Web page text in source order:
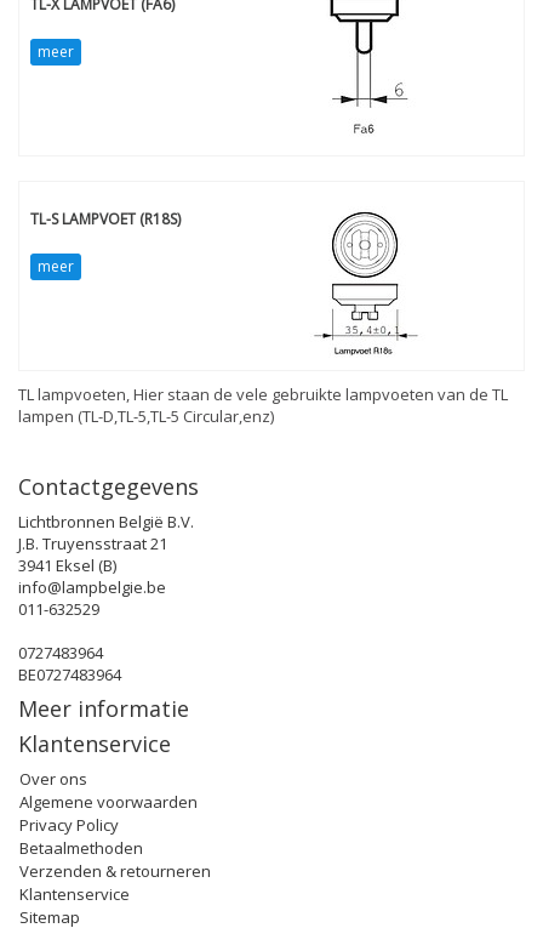
TL-X LAMPVOET (FA6)
meer
TL-S LAMPVOET (R18S)
meer
TL lampvoeten, Hier staan de vele gebruikte lampvoeten van de TL
lampen (TL-D,TL-5,TL-5 Circular,enz)
Contactgegevens
Lichtbronnen België B.V.
J.B. Truyensstraat 21
3941 Eksel (B)
info@lampbelgie.be
011-632529
0727483964
BE0727483964
Meer informatie
Klantenservice
Over ons
Algemene voorwaarden
Privacy Policy
Betaalmethoden
Verzenden & retourneren
Klantenservice
Sitemap